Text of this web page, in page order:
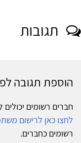
תגובות
הוספת תגובה
חברים רשומים יכולים
לחצו כאן לרישום
רשומים כחברים.